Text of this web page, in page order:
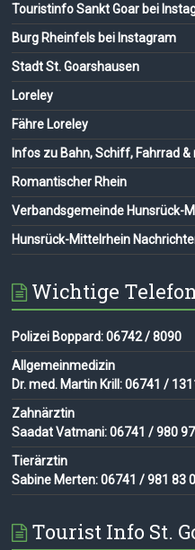
Touristinfo Sankt Goar bei
Burg Rheinfels bei Instagram
Stadt St. Goarshausen
Loreley
Fähre Loreley
Infos zu Bahn, Schiff, Fahrrad &
Romantischer Rhein
Verbandsgemeinde Hunsrück-
Hunsrück-Mittelrhein
Wichtige
Polizei Boppard: 06742 / 8090
Allgemeinmedizin
Dr. med. Martin Krill: 06741 /
Zahnärztin
Saadat Vatmani: 06741 / 980
Tierärztin
Sabine Merten: 06741 / 981 83
Tourist Info St.